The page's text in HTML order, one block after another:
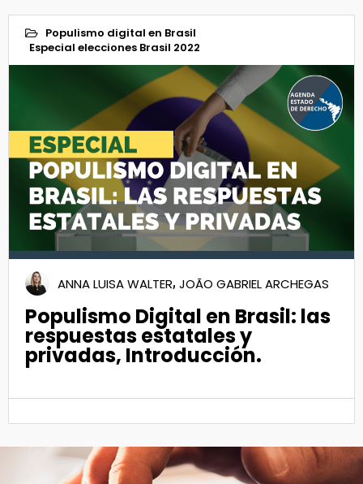
Populismo digital en Brasil
Especial elecciones Brasil 2022
19
Ago 2022
ANNA LUISA WALTER, JOÃO GABRIEL ARCHEGAS
Populismo Digital en Brasil: las
respuestas estatales y
privadas, Introducción.